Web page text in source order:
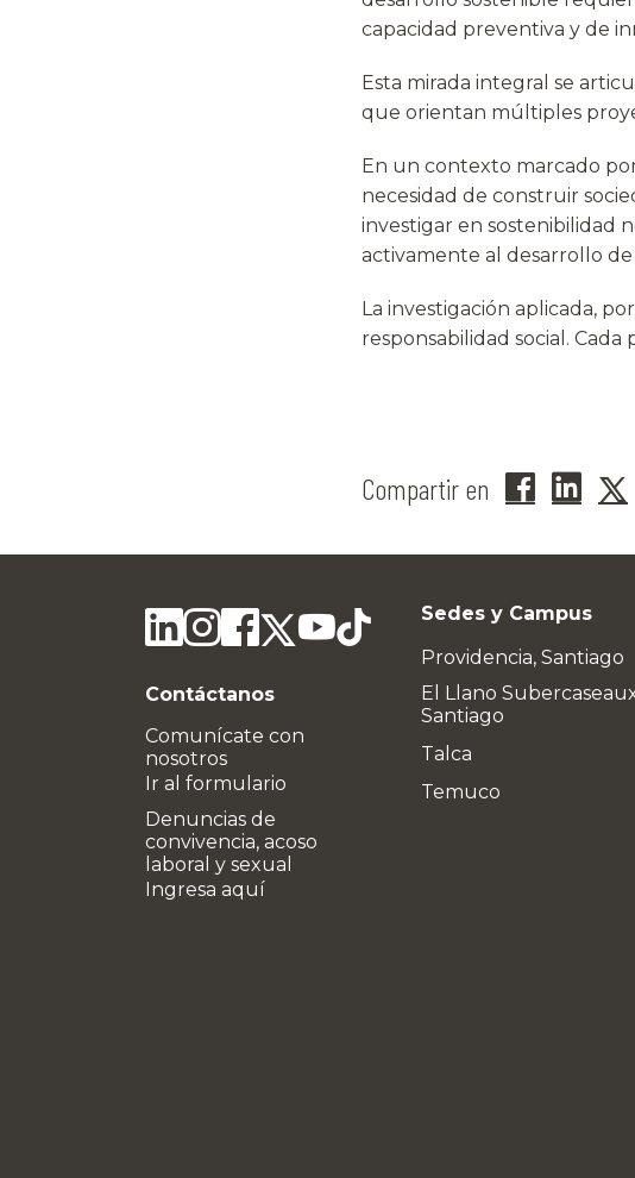
capacidad preventiva y de
Esta mirada integral se
que orientan múltiples
En un contexto marcado
necesidad de construir
investigar en sostenibilidad
activamente al desarrollo
La investigación aplicada,
responsabilidad social.
Compartir en
Contáctanos
Comunícate con
nosotros
Ir al formulario
Denuncias de
convivencia, acoso
laboral y sexual
Ingresa aquí
Sedes y Campus
Providencia, Santiago
El Llano
Santiago
Talca
Temuco